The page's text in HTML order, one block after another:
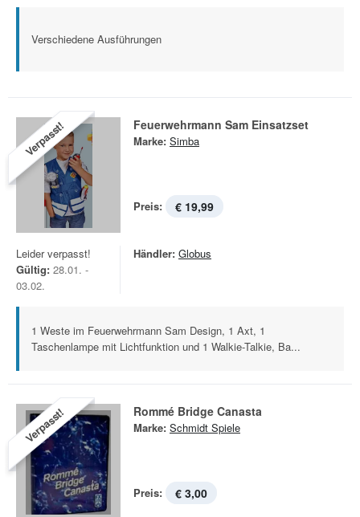
Verschiedene Ausführungen
Verpasst! Feuerwehrmann Sam Einsatzset
Marke: Simba
Preis: € 19,99
Leider verpasst!
Gültig: 28.01. -
03.02.
Händler: Globus
1 Weste im Feuerwehrmann Sam Design, 1 Axt, 1
Taschenlampe mit Lichtfunktion und 1 Walkie-Talkie, Ba...
Verpasst! Rommé Bridge Canasta
Marke: Schmidt Spiele
Preis: € 3,00